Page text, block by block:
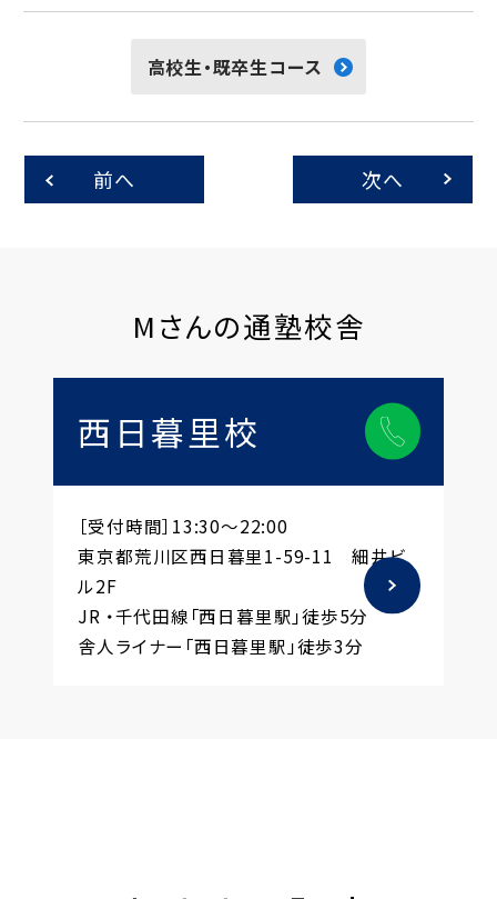
高校生・既卒生コース
前へ 次へ
Mさんの通塾校舎
西日暮里校
［受付時間］13:30～22:00
東京都荒川区西日暮里1-59-11 細井ビ
ル2F
JR ・千代田線「西日暮里駅」徒歩5分
舎人ライナー「西日暮里駅」徒歩3分